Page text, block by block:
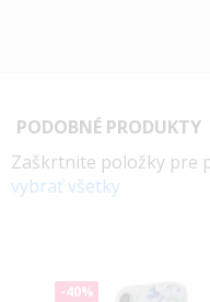
PODOBNÉ PRODUKTY
Zaškrtnite položky pre
vybrať všetky
-40%